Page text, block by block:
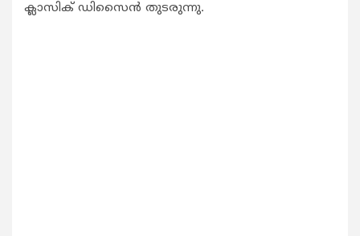
ക്ലാസിക് ഡിസൈന്‍ തുടരുന്നു.